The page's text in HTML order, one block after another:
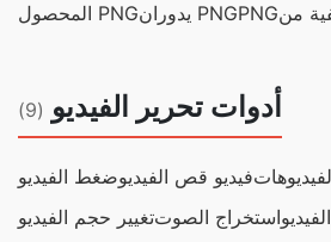
المحصول PNG
يدوران PNGPNG
أدوات تحرير الفيديو (9)
ضغط الفيديوفيديو قص الفيديو
تغيير حجم الفيديواستخراج الصوت